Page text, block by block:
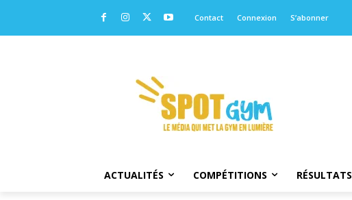
Contact Connexion S’abonner
ACTUALITÉS COMPÉTITIONS RÉSULTATS